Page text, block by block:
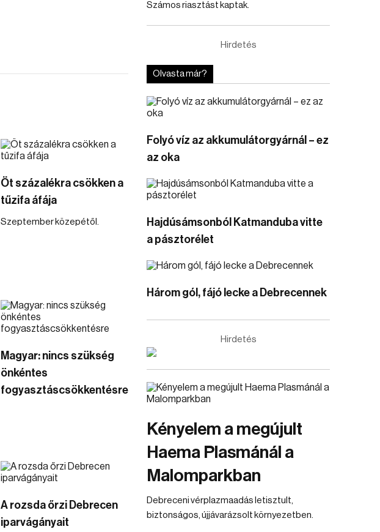
Öt százalékra csökken a
tűzifa áfája
Szeptember közepétől.
Magyar: nincs szükség
önkéntes
fogyasztáscsökkentésre
A rozsda őrzi Debrecen
iparvágányait
Számos riasztást kaptak.
Hirdetés
Olvasta már?
Folyó víz az akkumulátorgyárnál – ez
az oka
Hajdúsámsonból Katmanduba vitte
a pásztorélet
Három gól, fájó lecke a Debrecennek
Hirdetés
Kényelem a megújult
Haema Plasmánál a
Malomparkban
Debreceni vérplazmaadás letisztult,
biztonságos, újjávarázsolt környezetben.